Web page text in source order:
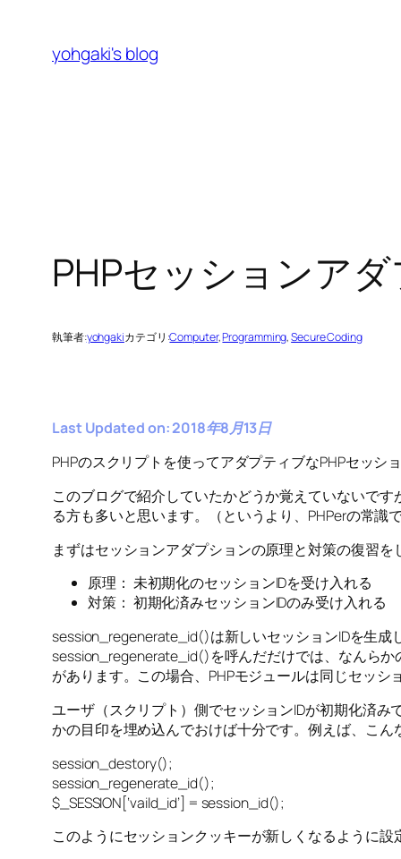
yohgaki's blog
PHPセッションア
執筆者:yohgakiカテゴリ:Computer, Programming, Secure Coding
Last Updated on: 2018年8月13日
PHPのスクリプトを使ってアダプティブなPHPセッ
このブログで紹介していたかどうか覚えていないで
る方も多いと思います。（というより、PHPerの常識
まずはセッションアダプションの原理と対策の復習を
原理： 未初期化のセッションIDを受け入れる
対策： 初期化済みセッションIDのみ受け入れる
session_regenerate_id()は新しいセッションIDを生
session_regenerate_id()を呼んだだけでは、なんら
があります。この場合、PHPモジュールは同じセッ
ユーザ（スクリプト）側でセッションIDが初期化済
かの目印を埋め込んでおけば十分です。例えば、こん
session_destory();
session_regenerate_id();
$_SESSION[‘vaild_id’] = session_id();
このようにセッションクッキーが新しくなるように